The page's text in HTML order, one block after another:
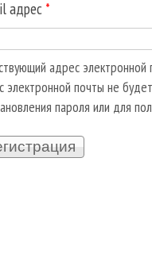
адрес*
адрес электронной
электронной почты не
пароля или для